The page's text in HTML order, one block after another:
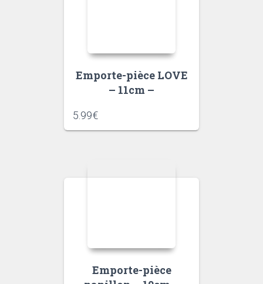
Emporte-pièce LOVE
– 11cm –
5.99€
Emporte-pièce